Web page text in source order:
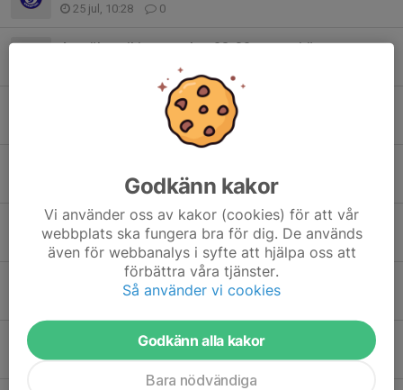
25 jul, 10:28 0
Anmälan vikingapoolen 28-30 augusti öppen
5 jul, 19:48 0
Motioner till årsmöte
2 jul, 16:32 0
Påminnelse – Stratos 60-årsjubileum den 25 juli!
30 jun, 12:53
Stratos 60-årsjubileum
5 jun, 20:59 0
Godkänn kakor
Vi använder oss av kakor (cookies) för att vår
webbplats ska fungera bra för dig. De används
även för webbanalys i syfte att hjälpa oss att
förbättra våra tjänster.
Så använder vi cookies
Godkänn alla kakor
Bara nödvändiga